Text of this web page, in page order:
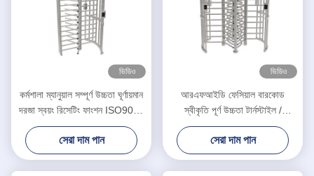
ভিডিও
কর্মশালা ম্যানুয়াল সম্পূর্ণ উচ্চতা ঘূর্ণায়মান
দরজা স্বয়ং রিসেটিং ফাংশন ISO9001
সিই সার্টিফিকেট
সেরা দাম পান
ভিডিও
আরএফআইডি ফেসিয়াল বারকোড
স্বীকৃতি পূর্ণ উচ্চতা টার্নস্টাইল /
SUS304 পূর্ণ উচ্চতা গেট 24 ভি
সেরা দাম পান